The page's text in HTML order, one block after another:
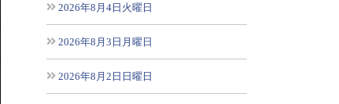
2026年8月4日火曜日
2026年8月3日月曜日
2026年8月2日日曜日